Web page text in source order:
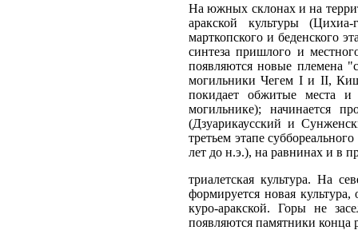
На южных склонах и на
аракской культуры
марткопского и беденского
синтеза пришлого и
появляются новые племена
могильники Чегем I и II,
покидает обжитые места и
могильнике); начинается
(Дзуарикаусский и
третьем этапе
лет до н.э.), на равнинах и в
триалетская культура. На
формируется новая
куро-аракской. Горы не
появляются памятники конца